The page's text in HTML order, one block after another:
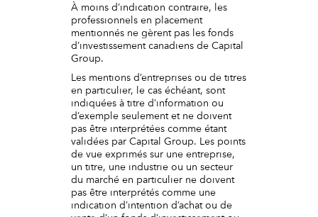
À moins d’indication contraire, les
professionnels en placement
mentionnés ne gèrent pas les fonds
d’investissement canadiens de Capital
Group.
Les mentions d’entreprises ou de titres
en particulier, le cas échéant, sont
indiquées à titre d’information ou
d’exemple seulement et ne doivent
pas être interprétées comme étant
validées par Capital Group. Les points
de vue exprimés sur une entreprise,
un titre, une industrie ou un secteur
du marché en particulier ne doivent
pas être interprétés comme une
indication d’intention d’achat ou de